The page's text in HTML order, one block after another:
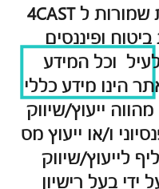
כל הזכויות שמורות ל 4CAST
ופיננסים
וכל המידע
הינו מידע כללי
מהווה ייעוץ/שיווק
ו/או ייעוץ מס
לייעוץ/שיווק
ידי בעל רישיון